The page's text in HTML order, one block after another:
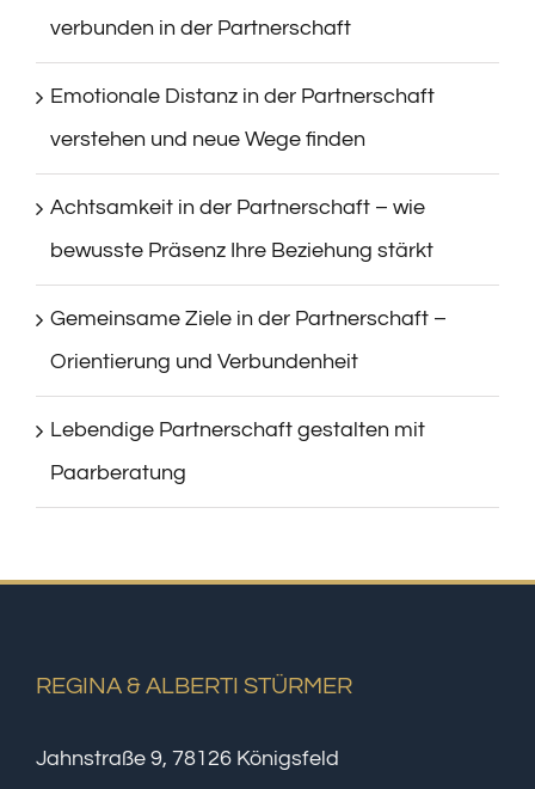
verbunden in der Partnerschaft
Emotionale Distanz in der Partnerschaft
verstehen und neue Wege finden
Achtsamkeit in der Partnerschaft – wie
bewusste Präsenz Ihre Beziehung stärkt
Gemeinsame Ziele in der Partnerschaft –
Orientierung und Verbundenheit
Lebendige Partnerschaft gestalten mit
Paarberatung
REGINA & ALBERTI STÜRMER
Jahnstraße 9, 78126 Königsfeld